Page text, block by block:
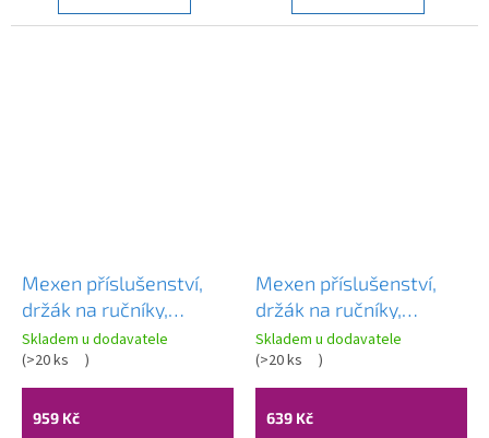
Mexen příslušenství,
držák na ručníky,
otočný, zlatá matná,
7039244-50
Skladem u dodavatele
(>20 ks )
959 Kč
Mexen příslušenství,
držák na ručníky,
otočný, chrom,
7039242-00
Skladem u dodavatele
(>20 ks )
639 Kč